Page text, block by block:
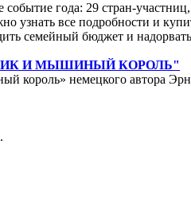
года: 29 стран-
узнать все подробности и
семейный бюджет и
И МЫШИНЫЙ КОРОЛЬ"
немецкого автора